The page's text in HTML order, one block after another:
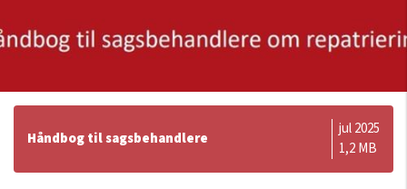
Håndbog til sagsbehandlere
jul 2025
1,2 MB